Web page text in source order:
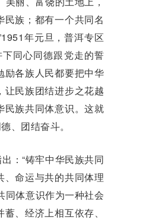
族；都有一个共同名
年元旦，普洱专区
同心同德跟党走的誓
励各族人民都要把中华
民族团结进步之花越
民族共同体意识。这就
、团结奋斗。
：“铸牢中华民族共同
命运与共的共同体理
同体意识作为一种社会
、经济上相互依存、